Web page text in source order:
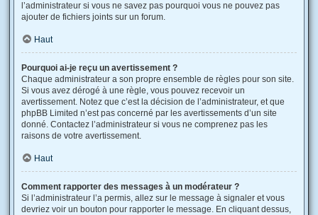
l’administrateur si vous ne savez pas pourquoi vous ne pouvez pas
ajouter de fichiers joints sur un forum.
Haut
Pourquoi ai-je reçu un avertissement ?
Chaque administrateur a son propre ensemble de règles pour son site.
Si vous avez dérogé à une règle, vous pouvez recevoir un
avertissement. Notez que c’est la décision de l’administrateur, et que
phpBB Limited n’est pas concerné par les avertissements d’un site
donné. Contactez l’administrateur si vous ne comprenez pas les
raisons de votre avertissement.
Haut
Comment rapporter des messages à un modérateur ?
Si l’administrateur l’a permis, allez sur le message à signaler et vous
devriez voir un bouton pour rapporter le message. En cliquant dessus,